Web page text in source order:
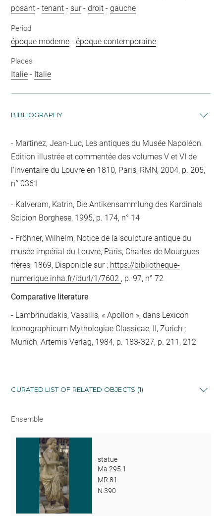
posant -tenant - sur-droit -gauche
Period
époque moderne -époque contemporaine
Places
Italie - Italie
BIBLIOGRAPHY
Martinez, Jean-Luc, Les antiques du Musée Napoléon.
Edition illustrée et commentée des volumes V et VI de
l'inventaire du Louvre en 1810, Paris, RMN, 2004, p. 205,
n° 0361
Kalveram, Katrin, Die Antikensammlung des Kardinals
Scipion Borghese, 1995, p. 174, n° 14
Fröhner, Wilhelm, Notice de la sculpture antique du
musée impérial du Louvre, Paris, Charles de Mourgues
frères, 1869, Disponible sur : https://bibliotheque-
numerique.inha.fr/idurl/1/7602 , p. 97, n° 72
Comparative literature
- Lambrinudakis, Vassilis, « Apollon », dans Lexicon
Iconographicum Mythologiae Classicae, II, Zurich ;
Munich, Artemis Verlag, 1984, p. 183-327, p. 211, 212
CURATED LIST OF RELATED OBJECTS (1)
Ensemble
statue
Ma 295.1
MR 81
N 390